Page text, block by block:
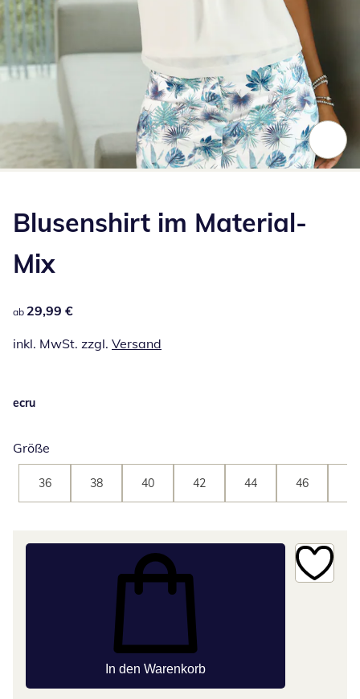
Blusenshirt im Material-
Mix
29,99 €
ab 29,99 €
inkl. MwSt. zzgl. Versand
ecru
Größe
36 38 40 42 44 46
In den Warenkorb